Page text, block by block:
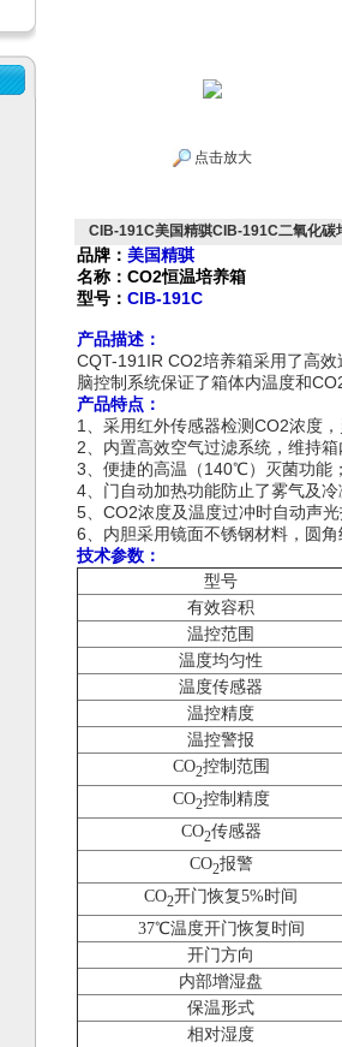
点击放大
CIB-191C美国精骐CIB-191C二氧化碳
品牌： 美国精骐
名称：CO2恒温培养箱
型号： CIB-191C
产品描述：
CQT-191IR CO2培养箱采用了高
脑控制系统保证了箱体内温度和
产品特点：
1 、采用红外传感器检测 CO2浓度，
2、内置高效空气过滤系统，维持箱
3、便捷的高温（ 140℃）灭菌功能；
4、门自动加热功能防止了雾气及冷
5、 CO2浓度及温度过冲时自动声光
​6、内胆采用镜面不锈钢材料，圆角
技术参数：
型号
有效容积
温控范围
温度均匀性
温度传感器
温控精度
温控警报
CO2控制范围
CO2控制精度
CO2传感器
CO2报警
CO2开门恢复5%时间
37℃温度开门恢复时间
开门方向
内部增湿盘
保温形式
相对湿度